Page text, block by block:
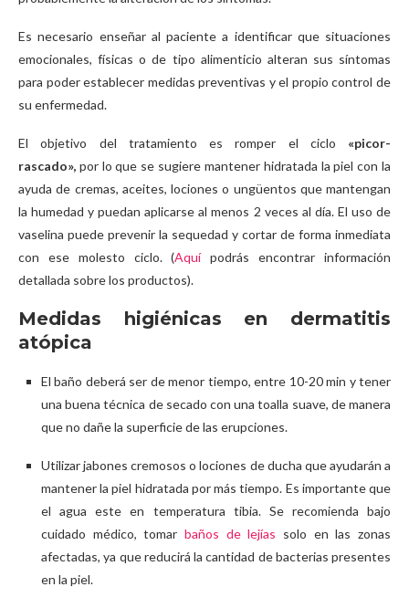
Es necesario enseñar al paciente a identificar que situaciones
emocionales, físicas o de tipo alimenticio alteran sus síntomas
para poder establecer medidas preventivas y el propio control de
su enfermedad.
El objetivo del tratamiento es romper el ciclo «picor-
rascado», por lo que se sugiere mantener hidratada la piel con la
ayuda de cremas, aceites, lociones o ungüentos que mantengan
la humedad y puedan aplicarse al menos 2 veces al día. El uso de
vaselina puede prevenir la sequedad y cortar de forma inmediata
con ese molesto ciclo. (Aquípodrás encontrar información
detallada sobre los productos).
Medidas higiénicas en dermatitis
atópica
El baño deberá ser de menor tiempo, entre 10-20 min y tener
una buena técnica de secado con una toalla suave, de manera
que no dañe la superficie de las erupciones.
Utilizar jabones cremosos o lociones de ducha que ayudarán a
mantener la piel hidratada por más tiempo. Es importante que
el agua este en temperatura tibia. Se recomienda bajo
cuidado médico, tomar baños de lejías solo en las zonas
afectadas, ya que reducirá la cantidad de bacterias presentes
en la piel.